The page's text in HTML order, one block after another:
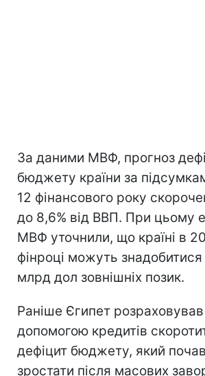
За даними МВФ, прогноз
бюджету країни за
12 фінансового року
до 8,6% від ВВП. При цьому
МВФ уточнили, що країні в
фінроці можуть
млрд дол зовнішніх позик.
Раніше Єгипет розраховував
допомогою кредитів
дефіцит бюджету, який
зростати після масових